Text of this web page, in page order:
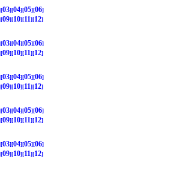
03 04 05 06
09 10 11
12
03 04 05 06
09 10 11
12
03 04 05 06
09 10 11
12
03 04 05 06
09 10 11
12
03 04 05 06
09 10 11
12